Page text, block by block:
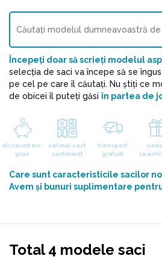
Începeți doar să scrieți modelul
selecția de saci va începe să se
pe cel pe care îl căutați. Nu știţi ce
de obicei îl puteți găsi în partea de
discount en-
gros
cel mai vast
sortiment
transport
gratuit
la
Care sunt caracteristicile sacilor
Avem și bunuri suplimentare
Total 4 modele saci